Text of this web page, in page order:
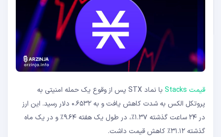
اقداماتی برای جبران خسارات
اولین حمله نبوده است!
قیمت Stacks
با نماد STX پس از وقوع یک حمله امنیتی به
پروتکل الکس به شدت کاهش یافت و به ۰.۶۵۳۲ دلار رسید. این ارز
در ۲۴ ساعت گذشته ۱.۳۷٪، در طول یک هفته ۹.۶۴٪ و در یک ماه
گذشته ۳۱.۱۲٪ کاهش قیمت داشت.